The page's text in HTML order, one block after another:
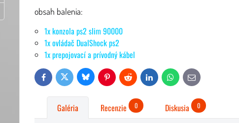
obsah balenia:
1x konzola ps2 slim 90000
1x ovládač DualShock ps2
1x prepojovací a prívodný kábel
FacebookTwitter Bluesky PinterestReddit LinkedIn WhatsAppE-
mail
Galéria Recenzie 0 Diskusia 0